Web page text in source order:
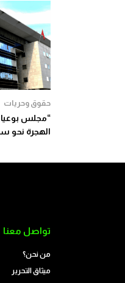
حقوق وحريات
“مجلس
الهجرة نحو
تواصل معنا
من نحن؟
ميثاق التحرير